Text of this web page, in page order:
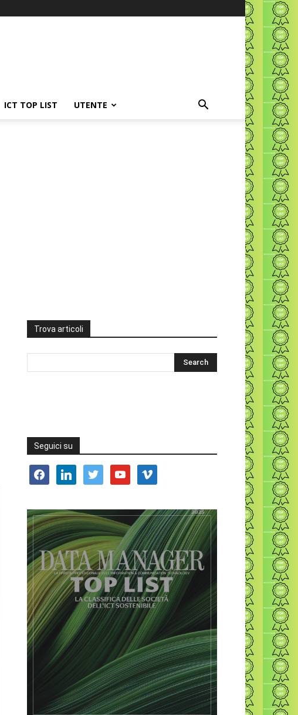
ICT TOP LIST UTENTE
Trova articoli
Seguici su
facebooklinkedin twitter youtube vimeo